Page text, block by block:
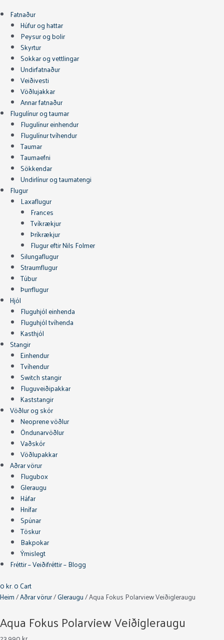
Fatnaður
Húfur og hattar
Peysur og bolir
Skyrtur
Sokkar og vettlingar
Undirfatnaður
Veiðivesti
Vöðlujakkar
Annar fatnaður
Flugulínur og taumar
Flugulínur einhendur
Flugulínur tvíhendur
Taumar
Taumaefni
Sökkendar
Undirlínur og taumatengi
Flugur
Laxaflugur
Frances
Tvíkrækjur
Þríkrækjur
Flugur eftir Nils Folmer
Silungaflugur
Straumflugur
Túbur
Þurrflugur
Hjól
Fluguhjól einhenda
Fluguhjól tvíhenda
Kasthjól
Stangir
Einhendur
Tvíhendur
Switch stangir
Fluguveiðipakkar
Kaststangir
Vöðlur og skór
Neoprene vöðlur
Öndunarvöðlur
Vaðskór
Vöðlupakkar
Aðrar vörur
Flugubox
Gleraugu
Háfar
Hnífar
Spúnar
Töskur
Bakpokar
Ýmislegt
Fréttir – Veiðifréttir – Blogg
0kr.0Cart
Heim/Aðrar vörur/Gleraugu/ Aqua Fokus Polarview Veiðigleraugu
Aqua Fokus Polarview Veiðigleraugu